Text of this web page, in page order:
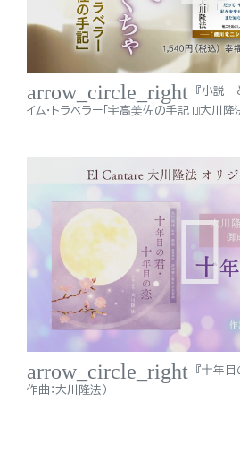
arrow_circle_right
『小説
イム・トラベラー「宇高美佐の手記」』大川
arrow_circle_right
『十年目
作曲：大川隆法）